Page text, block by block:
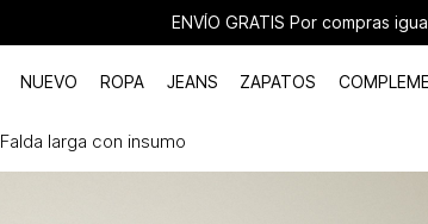
ENVÍO GRATIS Por compras
NUEVO ROPA JEANS ZAPATOS
Falda larga con insumo